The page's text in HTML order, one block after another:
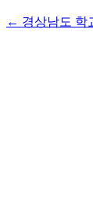
← 경상남도 학